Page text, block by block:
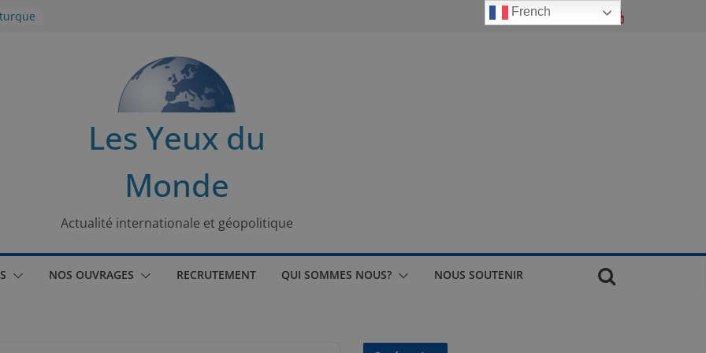
Les Yeux du
Monde
Actualité internationale et géopolitique
NOS OUVRAGES RECRUTEMENT QUI SOMMES NOUS? NOUS SOUTENIR
French